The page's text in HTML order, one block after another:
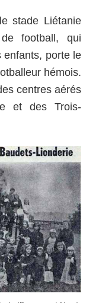
stade Liétanie
football, qui
enfants, porte le
hémois.
centres aérés
et des Trois-